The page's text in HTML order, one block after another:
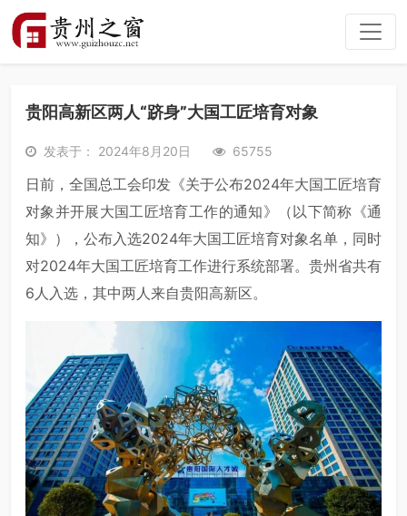
贵阳高新区两人“跻身”大国工匠培育对象
发表于： 2024年8月20日 65755
日前，全国总工会印发《关于公布2024年大国工匠培育
对象并开展大国工匠培育工作的通知》（以下简称《通
知》），公布入选2024年大国工匠培育对象名单，同时
对2024年大国工匠培育工作进行系统部署。贵州省共有
6人入选，其中两人来自贵阳高新区。